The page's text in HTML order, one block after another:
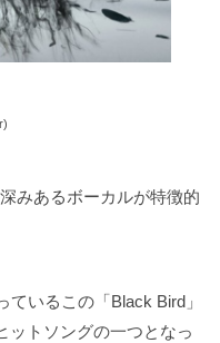
みあるボーカルが特徴的
いるこの「Black Bird」
ットソングの一つとなっ